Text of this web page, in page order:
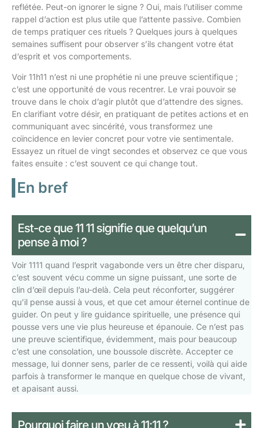
reflétée. Peut-on ignorer le signe ? Oui, mais l’utiliser comme
rappel d’action est plus utile que l’attente passive. Combien
de temps pratiquer ces rituels ? Quelques jours à quelques
semaines suffisent pour observer s’ils changent votre état
d’esprit et vos comportements.
Voir 11h11 n’est ni une prophétie ni une preuve scientifique ;
c’est une opportunité de vous recentrer. Le vrai pouvoir se
trouve dans le choix d’agir plutôt que d’attendre des signes.
En clarifiant votre désir, en pratiquant de petites actions et en
communiquant avec sincérité, vous transformez une
coïncidence en levier concret pour votre vie sentimentale.
Essayez un rituel de vingt secondes et observez ce que vous
faites ensuite : c’est souvent ce qui change tout.
En bref
Est-ce que 11 11 signifie que quelqu’un
pense à moi ?
Voir 1111 quand l’esprit vagabonde vers un être cher disparu,
c’est souvent vécu comme un signe puissant, une sorte de
clin d’œil depuis l’au-delà. Cela peut réconforter, suggérer
qu’il pense aussi à vous, et que cet amour éternel continue de
guider. On peut y lire guidance spirituelle, une présence qui
pousse vers une vie plus heureuse et épanouie. Ce n’est pas
une preuve scientifique, évidemment, mais pour beaucoup
c’est une consolation, une boussole discrète. Accepter ce
message, lui donner sens, parler de ce ressenti, voilà qui aide
parfois à transformer le manque en quelque chose de vivant,
et apaisant aussi.
Pourquoi faire un vœu à 11:11 ?